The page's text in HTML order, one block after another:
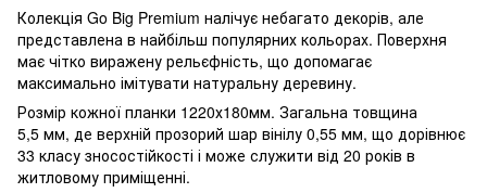
Колекція Go Big Premium налічує небагато декорів, але
представлена в найбільш популярних кольорах. Поверхня
має чітко виражену рельєфність, що допомагає
максимально імітувати натуральну деревину.
Розмір кожної планки 1220х180мм. Загальна товщина
5,5 мм, де верхній прозорий шар вінілу 0,55 мм, що дорівнює
33 класу зносостійкості і може служити від 20 років в
житловому приміщенні.